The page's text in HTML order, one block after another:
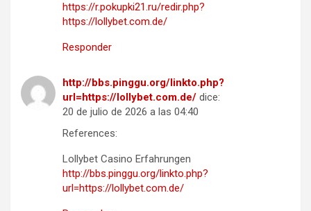
https://r.pokupki21.ru/redir.php?
https://lollybet.com.de/
Responder
http://bbs.pinggu.org/linkto.php?
url=https://lollybet.com.de/ dice:
20 de julio de 2026 a las 04:40
References:
Lollybet Casino Erfahrungen
http://bbs.pinggu.org/linkto.php?
url=https://lollybet.com.de/